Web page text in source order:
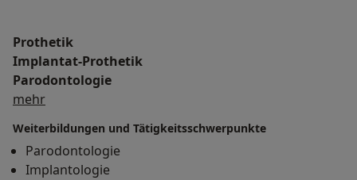
Prothetik
Implantat-Prothetik
Parodontologie
mehrÜber mich
Weiterbildungen und Tätigkeitsschwerpunkte
Parodontologie
Implantologie